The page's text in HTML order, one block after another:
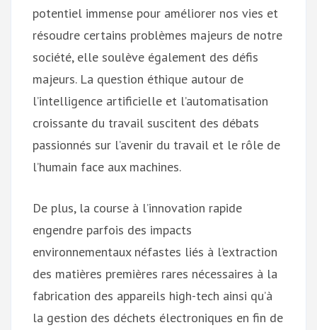
potentiel immense pour améliorer nos vies et
résoudre certains problèmes majeurs de notre
société, elle soulève également des défis
majeurs. La question éthique autour de
l’intelligence artificielle et l’automatisation
croissante du travail suscitent des débats
passionnés sur l’avenir du travail et le rôle de
l’humain face aux machines.
De plus, la course à l’innovation rapide
engendre parfois des impacts
environnementaux néfastes liés à l’extraction
des matières premières rares nécessaires à la
fabrication des appareils high-tech ainsi qu’à
la gestion des déchets électroniques en fin de